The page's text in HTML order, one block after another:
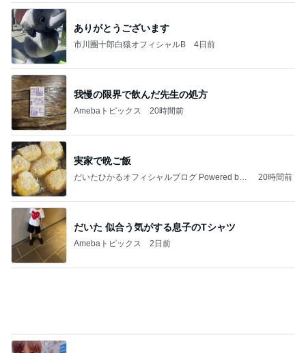
ありがとうございます
市川團十郎白猿オフィシャルB 4日前
我慢の限界で飲んだ先生の処方
Amebaトピックス 20時間前
実家で晩ご飯
だいたひかるオフィシャルブログ Powered by
20時間前
だいた 似合う気がする息子のTシャツ
Amebaトピックス 2日前